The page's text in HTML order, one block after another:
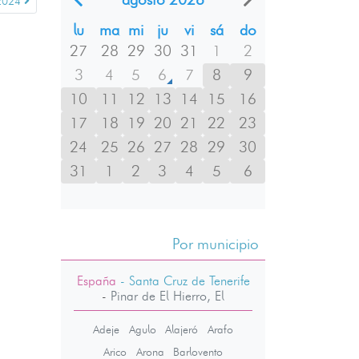
lu
ma mi ju vi sá
do
27
28 29 30 31 1
2
3
4 5 6 7 8
9
10
11 12 13 14 15
16
17
18 19 20 21 22
23
24
25 26 27 28 29
30
31
1 2 3 4 5 6
Por municipio
España - Santa Cruz de Tenerife
- Pinar de El Hierro, El
Adeje Agulo Alajeró
Arafo
Arico
Arona
Barlovento